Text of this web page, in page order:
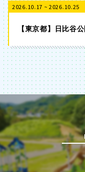
2026.10.17 ~ 2026.10.25
【東京都】日比谷